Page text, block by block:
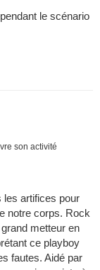
le scénario
son activité
les artifices pour
notre corps. Rock
metteur en
ce playboy
fautes. Aidé par